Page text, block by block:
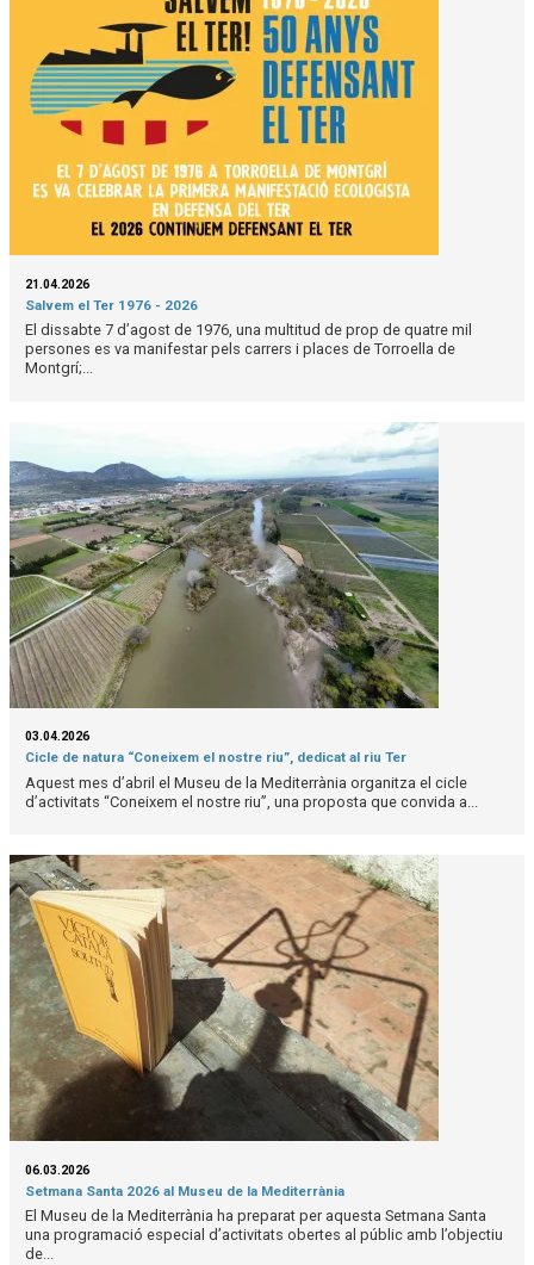
21.04.2026
Salvem el Ter 1976 - 2026
El dissabte 7 d’agost de 1976, una multitud de prop de quatre mil
persones es va manifestar pels carrers i places de Torroella de
Montgrí;...
03.04.2026
Cicle de natura “Coneixem el nostre riu”, dedicat al riu Ter
Aquest mes d’abril el Museu de la Mediterrània organitza el cicle
d’activitats “Coneixem el nostre riu”, una proposta que convida a...
06.03.2026
Setmana Santa 2026 al Museu de la Mediterrània
El Museu de la Mediterrània ha preparat per aquesta Setmana Santa
una programació especial d’activitats obertes al públic amb l’objectiu
de...